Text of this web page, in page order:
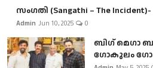
സംഗതി (Sangathi – The
Admin Jun 10, 2025 0
ബി​ഗ് മെഗാ
ഗോകുലം